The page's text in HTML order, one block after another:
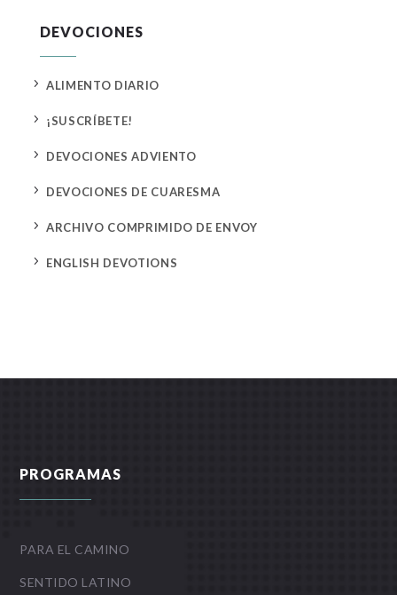
DEVOCIONES
5 ALIMENTO DIARIO
5 ¡SUSCRÍBETE!
5 DEVOCIONES ADVIENTO
5 DEVOCIONES DE CUARESMA
5 ARCHIVO COMPRIMIDO DE ENVOY
5 ENGLISH DEVOTIONS
PROGRAMAS
PARA EL CAMINO
SENTIDO LATINO